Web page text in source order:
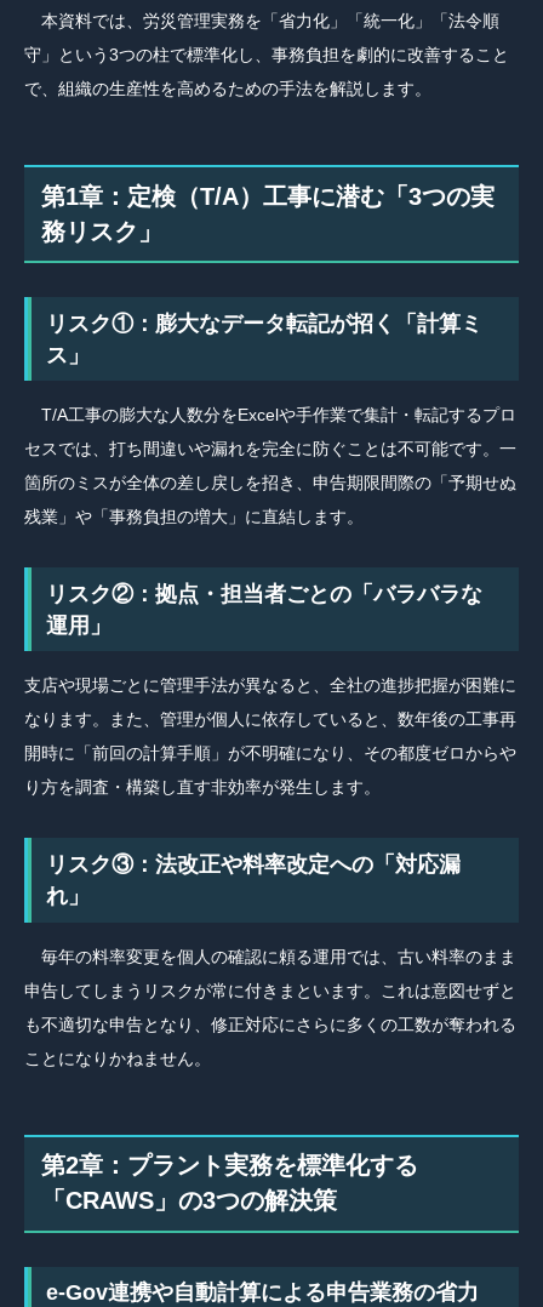
本資料では、労災管理実務を「省力化」「統一化」「法令順
守」という3つの柱で標準化し、事務負担を劇的に改善すること
で、組織の生産性を高めるための手法を解説します。
第1章：定検（T/A）工事に潜む「3つの実
務リスク」
リスク①：膨大なデータ転記が招く「計算ミ
ス」
T/A工事の膨大な人数分をExcelや手作業で集計・転記するプロ
セスでは、打ち間違いや漏れを完全に防ぐことは不可能です。一
箇所のミスが全体の差し戻しを招き、申告期限間際の「予期せぬ
残業」や「事務負担の増大」に直結します。
リスク②：拠点・担当者ごとの「バラバラな
運用」
支店や現場ごとに管理手法が異なると、全社の進捗把握が困難に
なります。また、管理が個人に依存していると、数年後の工事再
開時に「前回の計算手順」が不明確になり、その都度ゼロからや
り方を調査・構築し直す非効率が発生します。
リスク③：法改正や料率改定への「対応漏
れ」
毎年の料率変更を個人の確認に頼る運用では、古い料率のまま
申告してしまうリスクが常に付きまといます。これは意図せずと
も不適切な申告となり、修正対応にさらに多くの工数が奪われる
ことになりかねません。
第2章：プラント実務を標準化する
「CRAWS」の3つの解決策
e-Gov連携や自動計算による申告業務の省力